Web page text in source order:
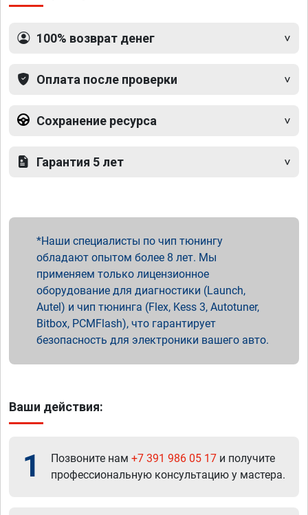
100% возврат денег
Оплата после проверки
Сохранение ресурса
Гарантия 5 лет
Наши специалисты по чип тюнингу
обладают опытом более 8 лет. Мы
применяем только лицензионное
оборудование для диагностики (Launch,
Autel) и чип тюнинга (Flex, Kess 3, Autotuner,
Bitbox, PCMFlash), что гарантирует
безопасность для электроники вашего авто.
Ваши действия:
1 Позвоните нам +7 391 986 05 17 и получите
профессиональную консультацию у мастера.